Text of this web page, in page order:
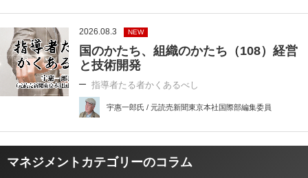
2026.08.3 NEW
国のかたち、組織のかたち（108）経営
と技術開発
指導者たる者かくあるべし
宇惠一郎氏 / 元読売新聞東京本社国際部編集委員
マネジメントカテゴリーのコラム